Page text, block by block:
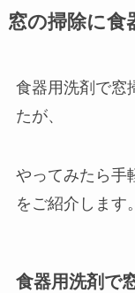
窓の掃除に食
食器用洗剤で窓
たが、
やってみたら手
をご紹介します。
食器用洗剤で